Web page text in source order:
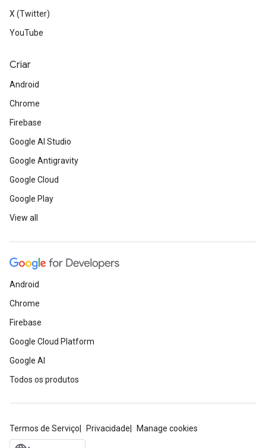
X (Twitter)
YouTube
Criar
Android
Chrome
Firebase
Google AI Studio
Google Antigravity
Google Cloud
Google Play
View all
Android
Chrome
Firebase
Google Cloud Platform
Google AI
Todos os produtos
Termos de Serviço Privacidade Manage cookies